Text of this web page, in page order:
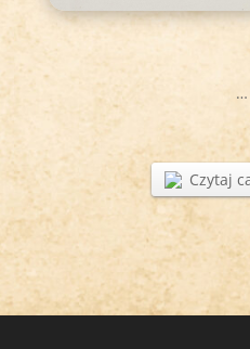
…
Czytaj